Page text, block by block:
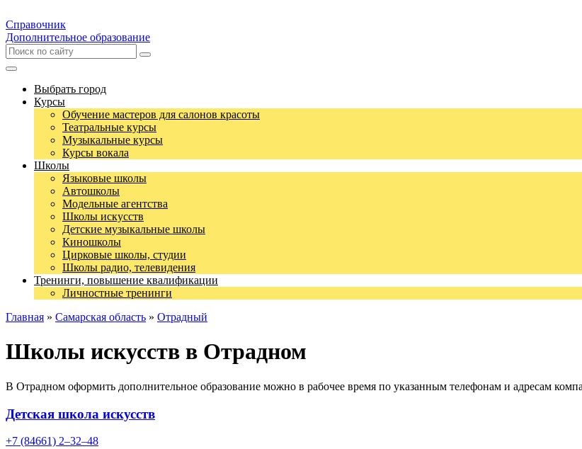
Справочник
Дополнительное образование
Выбрать город
Курсы
Обучение мастеров для салонов красоты
Театральные курсы
Музыкальные курсы
Курсы вокала
Школы
Языковые школы
Автошколы
Модельные агентства
Школы искусств
Детские музыкальные школы
Киношколы
Цирковые школы, студии
Школы радио, телевидения
Тренинги, повышение квалификации
Личностные тренинги
Главная » Самарская область » Отрадный
Школы искусств в Отрадном
В Отрадном оформить дополнительное образование можно в рабочее время по указанным телефонам и адресам
Детская школа искусств
+7 (84661) 2‒32‒48